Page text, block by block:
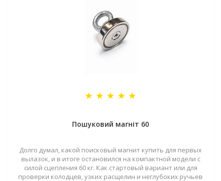
Пошуковий магніт 60
Долго думал, какой поисковый магнит купить для первых
вылазок, и в итоге остановился на компактной модели с
силой сцепления 60 кг. Как стартовый вариант или для
проверки колодцев, узких расщелин и неглубоких ручьев